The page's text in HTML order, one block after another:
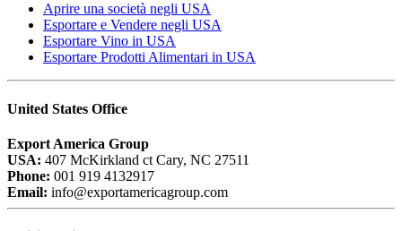
Aprire una società negli USA
Esportare e Vendere negli USA
Esportare Vino in USA
Esportare Prodotti Alimentari in USA
United States Office
Export America Group
USA: 407 McKirkland ct Cary, NC 27511
Phone: 001 919 4132917
Email: info@exportamericagroup.com